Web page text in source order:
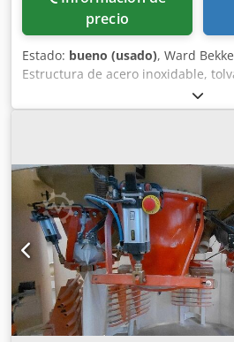
precio
Estado: bueno (usado), Ward
Estructura de acero inoxidable,
inoxidable de 25 kg, tornillo de 35
pedal, móvil, trifásico. Dodpfx Ajy